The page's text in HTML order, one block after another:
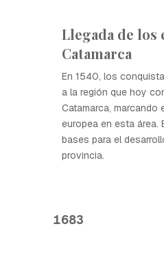
Llegada de los
Catamarca
En 1540, los
a la región que hoy
Catamarca,
europea en esta área.
bases para el
provincia.
1683